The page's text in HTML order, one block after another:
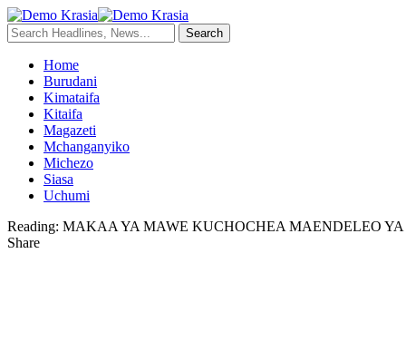
Home
Burudani
Kimataifa
Kitaifa
Magazeti
Mchanganyiko
Michezo
Siasa
Uchumi
Reading: MAKAA YA MAWE KUCHOCHEA MAENDELEO
Share